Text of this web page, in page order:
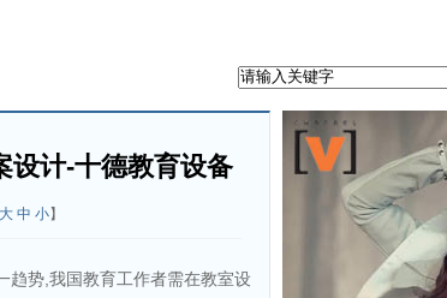
设计-十德教育设备
大 中 小】
趋势,我国教育工作者需在教室设